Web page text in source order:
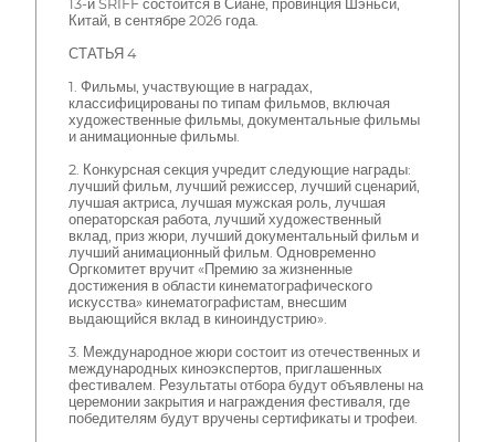
13-й SRIFF состоится в Сиане, провинция Шэньси,
Китай, в сентябре 2026 года.
СТАТЬЯ 4
1. Фильмы, участвующие в наградах,
классифицированы по типам фильмов, включая
художественные фильмы, документальные фильмы
и анимационные фильмы.
2. Конкурсная секция учредит следующие награды:
лучший фильм, лучший режиссер, лучший сценарий,
лучшая актриса, лучшая мужская роль, лучшая
операторская работа, лучший художественный
вклад, приз жюри, лучший документальный фильм и
лучший анимационный фильм. Одновременно
Оргкомитет вручит «Премию за жизненные
достижения в области кинематографического
искусства» кинематографистам, внесшим
выдающийся вклад в киноиндустрию».
3. Международное жюри состоит из отечественных и
международных киноэкспертов, приглашенных
фестивалем. Результаты отбора будут объявлены на
церемонии закрытия и награждения фестиваля, где
победителям будут вручены сертификаты и трофеи.